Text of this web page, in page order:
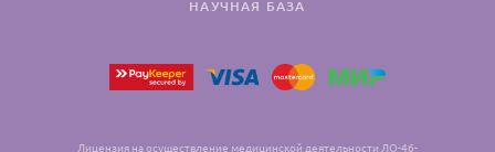
НАУЧНАЯ БАЗА
Лицензия на осуществление медицинской деятельности ЛО-46-